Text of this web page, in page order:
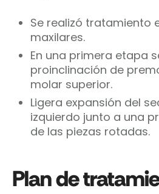
Se realizó tratamiento
maxilares.
En una primera etapa
proinclinación de
molar superior.
Ligera expansión del
izquierdo junto a una
de las piezas rotadas.
Plan de